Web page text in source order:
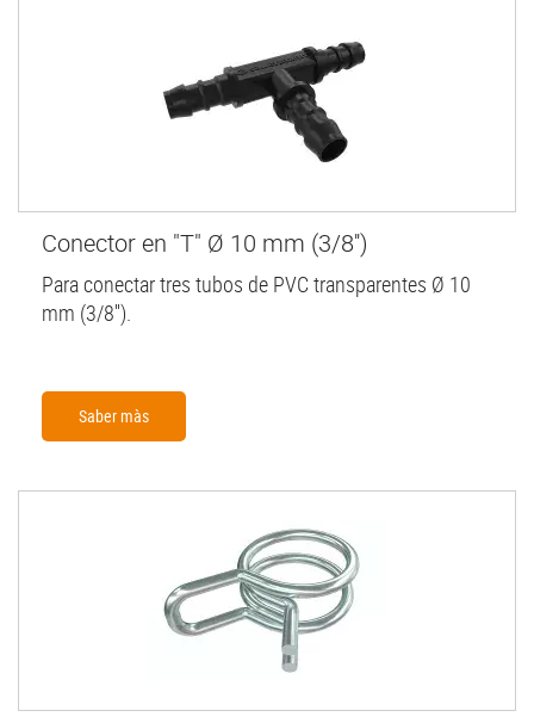
Conector en "T" Ø 10 mm (3/8'')
Para conectar tres tubos de PVC transparentes Ø 10
mm (3/8'').
Saber màs